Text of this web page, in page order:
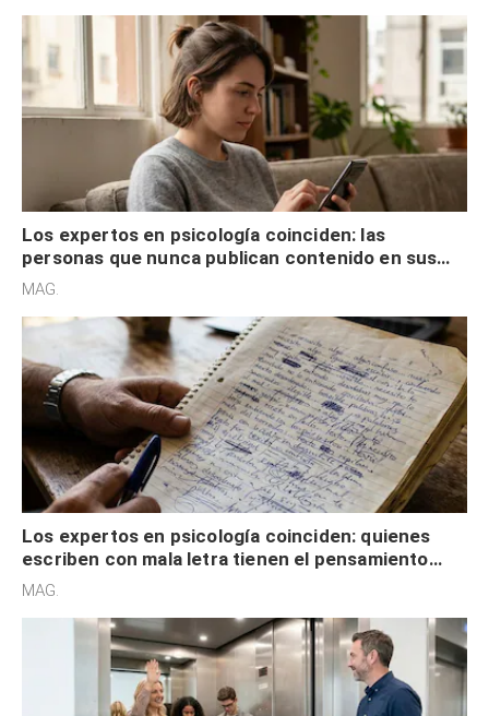
Los expertos en psicología coinciden: las
personas que nunca publican contenido en sus
redes sociales no pretenden buscar validación
MAG.
Los expertos en psicología coinciden: quienes
escriben con mala letra tienen el pensamiento
acelerado y no lo hacen por desinterés
MAG.